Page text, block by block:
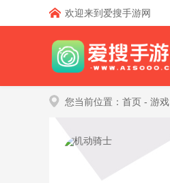
欢迎来到爱搜手游网
您当前位置： 首页 - 游戏